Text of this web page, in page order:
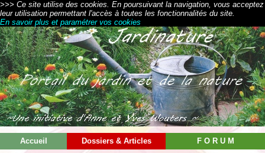
>>> Ce site utilise des cookies. En poursuivant la navigation, vous acceptez
leur utilisation permettant l'accès à toutes les fonctionnalités du site.
En savoir plus et paramétrer vos cookies
Accueil Dossiers & Articles F O R U M